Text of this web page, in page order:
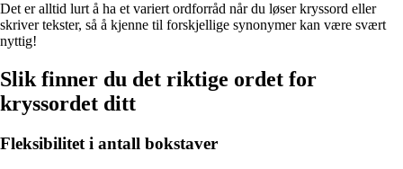
Det er alltid lurt å ha et variert ordforråd når du løser kryssord eller
skriver tekster, så å kjenne til forskjellige synonymer kan være svært
nyttig!
Slik finner du det riktige ordet for
kryssordet ditt
Fleksibilitet i antall bokstaver